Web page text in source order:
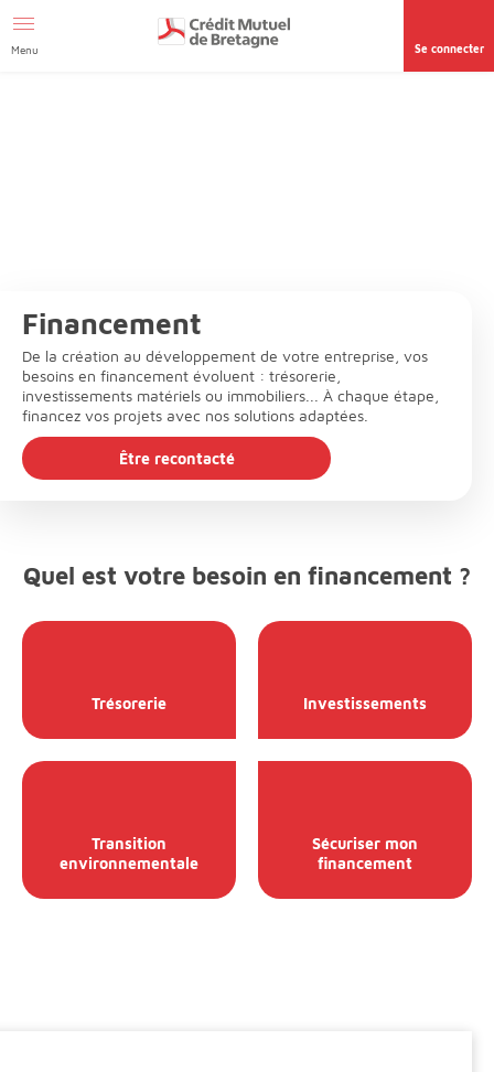
Menu Se connecter
Financement
De la création au développement de votre entreprise, vos
besoins en financement évoluent : trésorerie,
investissements matériels ou immobiliers... À chaque étape,
financez vos projets avec nos solutions adaptées.
Être recontacté
Quel est votre besoin en financement ?
Trésorerie Investissements
Transition
environnementale
Sécuriser mon
financement